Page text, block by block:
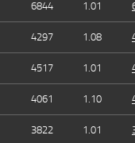
6844 1.01
4297 1.08
4517 1.01
4061 1.10
3822 1.01